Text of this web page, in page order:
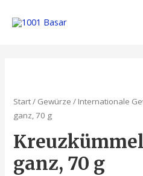
Start/ Gewürze / Internationale
ganz, 70 g
ganz, 70 g